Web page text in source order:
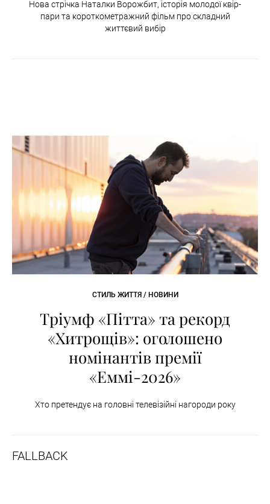
Нова стрічка Наталки Ворожбит, історія молодої квір-
пари та короткометражний фільм про складний
життєвий вибір
СТИЛЬ ЖИТТЯ / НОВИНИ
Тріумф «Пітта» та рекорд
«Хитрощів»: оголошено
номінантів премії
«Еммі-2026»
Хто претендує на головні телевізійні нагороди року
FALLBACK